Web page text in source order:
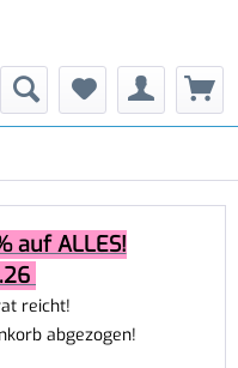
auf ALLES!
reicht!
abgezogen!